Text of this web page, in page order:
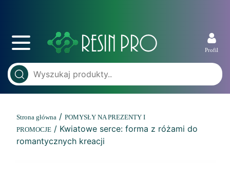
Profil
Strona główna / POMYSŁY NA PREZENTY I
PROMOCJE / Kwiatowe serce: forma z różami do
romantycznych kreacji